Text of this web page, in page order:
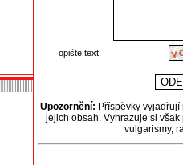
opište text:
Upozornění: Příspěvky
jejich obsah. Vyhrazuje si
vulgarismy,